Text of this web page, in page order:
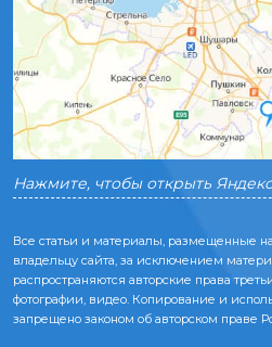
Нажмите, чтобы открыть
Все статьи и материалы, размещенные
владельцу сайта, за исключением
распространяются авторские права
фотографии, видео. Копирование и
запрещено законом об авторском праве